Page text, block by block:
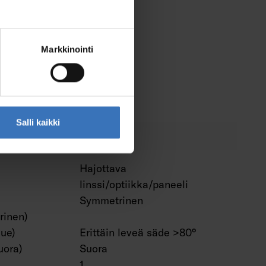
Markkinointi
Salli kaikki
Ei
Ei
Ei
Hajottava
linssi/optiikka/paneeli
Symmetrinen
Erittäin leveä säde >80°
Suora